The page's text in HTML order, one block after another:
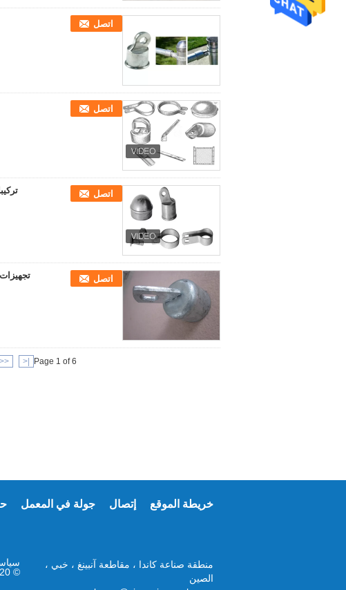
اتصل
اتصل
تركيبات اتصل
تجهيزات سياج اتصل
Page 1 of 6
|<
<<
خريطة الموقع إتصال جولة في المعمل
© 2020 - 2026 AN PING XI RUN METAL MESH CO.,LTD. All Rights Reserved.
منطقة صناعة كاندا ، مقاطعة آنبينغ ، خبي ،
الصين